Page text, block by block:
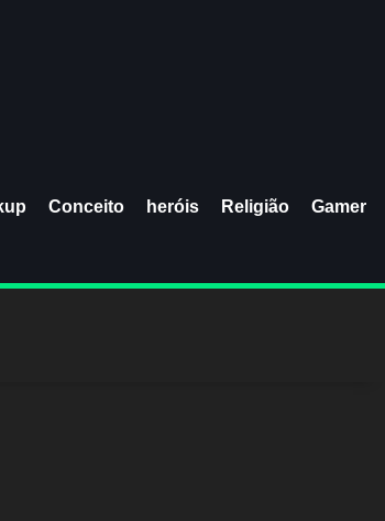
Conceito heróis Religião Gamer